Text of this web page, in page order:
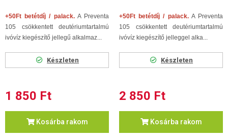
+50Ft betétdíj / palack.A Preventa
105 csökkentett deutériumtartalmú
ivóvíz kiegészítő jellegű alkalmaz...
Készleten
1 850 Ft
Kosárba rakom
+50Ft betétdíj / palack.A Preventa
105 csökkentett deutériumtartalmú
ivóvíz kiegészítő jelleggel alka...
Készleten
2 850 Ft
Kosárba rakom